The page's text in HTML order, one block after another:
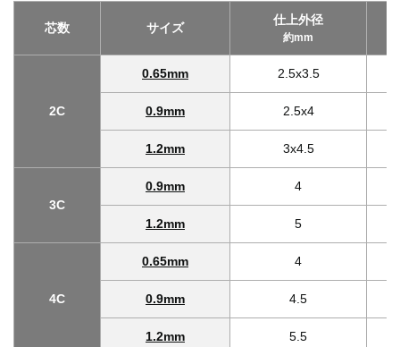
芯数 サイズ
仕上外径
約mm
2C
0.65mm 2.5x3.5
0.9mm 2.5x4
1.2mm 3x4.5
3C
0.9mm 4
1.2mm 5
4C
0.65mm 4
0.9mm 4.5
1.2mm 5.5